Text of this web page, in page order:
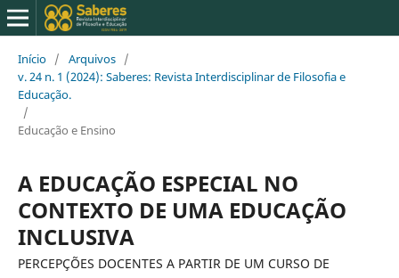
Início / Arquivos /
v. 24 n. 1 (2024): Saberes: Revista Interdisciplinar de Filosofia e
Educação.
/
Educação e Ensino
A EDUCAÇÃO ESPECIAL NO
CONTEXTO DE UMA EDUCAÇÃO
INCLUSIVA
PERCEPÇÕES DOCENTES A PARTIR DE UM CURSO DE